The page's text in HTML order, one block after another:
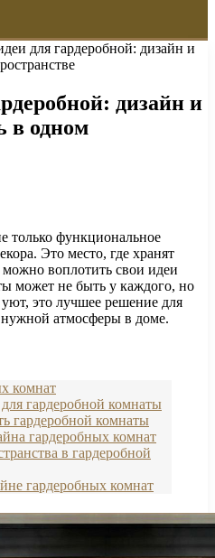
для гардеробной: дизайн и
дизайн и
в одном
только функциональное
Это место, где хранят
воплотить свои идеи
может не быть у каждого, но
это лучшее решение для
атмосферы в доме.
комнат
гардеробной комнаты
гардеробной комнаты
гардеробных комнат
в гардеробной
гардеробных комнат